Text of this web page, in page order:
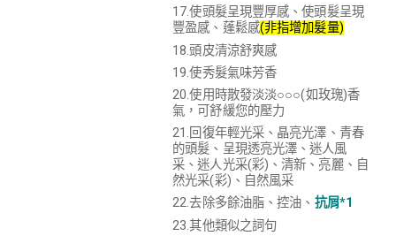
17.使頭髮呈現豐厚感、使頭髮呈現
豐盈感、蓬鬆感(非指增加髮量)
18.頭皮清涼舒爽感
19.使秀髮氣味芳香
20.使用時散發淡淡○○○(如玫瑰)香
氣，可舒緩您的壓力
21.回復年輕光采、晶亮光澤、青春
的頭髮、呈現透亮光澤、迷人風
采、迷人光采(彩)、清新、亮麗、自
然光采(彩)、自然風采
22.去除多餘油脂、控油、 抗屑*1
23.其他類似之詞句